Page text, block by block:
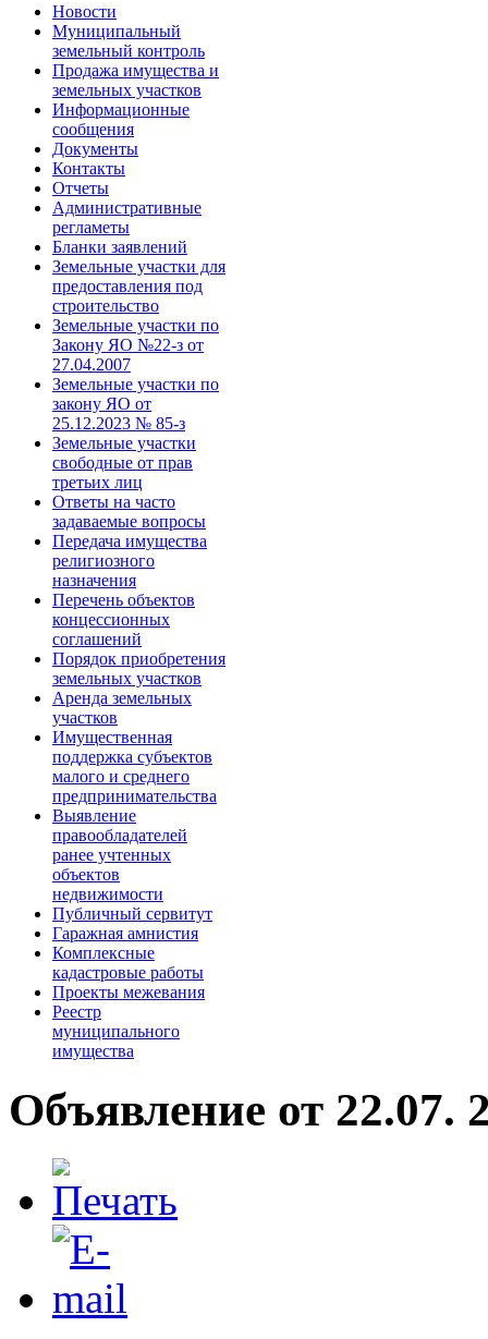
Новости
Муниципальный
земельный контроль
Продажа имущества и
земельных участков
Информационные
сообщения
Документы
Контакты
Отчеты
Административные
регламеты
Бланки заявлений
Земельные участки для
предоставления под
строительство
Земельные участки по
Закону ЯО №22-з от
27.04.2007
Земельные участки по
закону ЯО от
25.12.2023 № 85-з
Земельные участки
свободные от прав
третьих лиц
Ответы на часто
задаваемые вопросы
Передача имущества
религиозного
назначения
Перечень объектов
концессионных
соглашений
Порядок приобретения
земельных участков
Аренда земельных
участков
Имущественная
поддержка субъектов
малого и среднего
предпринимательства
Выявление
правообладателей
ранее учтенных
объектов
недвижимости
Публичный сервитут
Гаражная амнистия
Комплексные
кадастровые работы
Проекты межевания
Реестр
муниципального
имущества
Объявление от 22.07.